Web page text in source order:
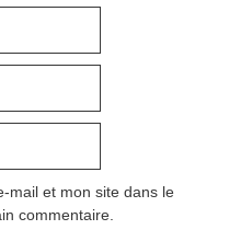
mail et mon site dans le
commentaire.